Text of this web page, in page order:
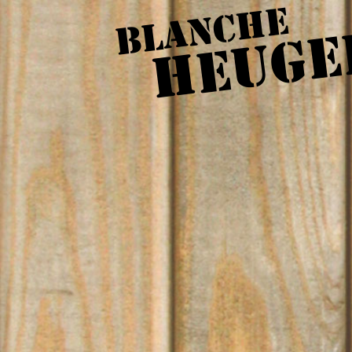
BLANCHE
COLLABORATION AVEC LA COMPAGNIE
GRAINES DE CAILLOUX
partenariats